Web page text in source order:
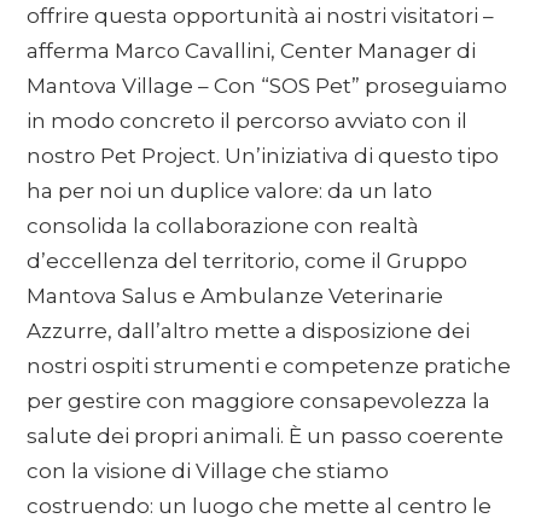
offrire questa opportunità ai nostri visitatori –
afferma Marco Cavallini, Center Manager di
Mantova Village – Con “SOS Pet” proseguiamo
in modo concreto il percorso avviato con il
nostro Pet Project. Un’iniziativa di questo tipo
ha per noi un duplice valore: da un lato
consolida la collaborazione con realtà
d’eccellenza del territorio, come il Gruppo
Mantova Salus e Ambulanze Veterinarie
Azzurre, dall’altro mette a disposizione dei
nostri ospiti strumenti e competenze pratiche
per gestire con maggiore consapevolezza la
salute dei propri animali. È un passo coerente
con la visione di Village che stiamo
costruendo: un luogo che mette al centro le